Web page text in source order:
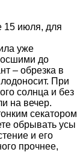
15 июля, для
уже
до
– обрезка в
При
солнца и без
на вечер.
секатором
обрывать усы
и его
прочнее,